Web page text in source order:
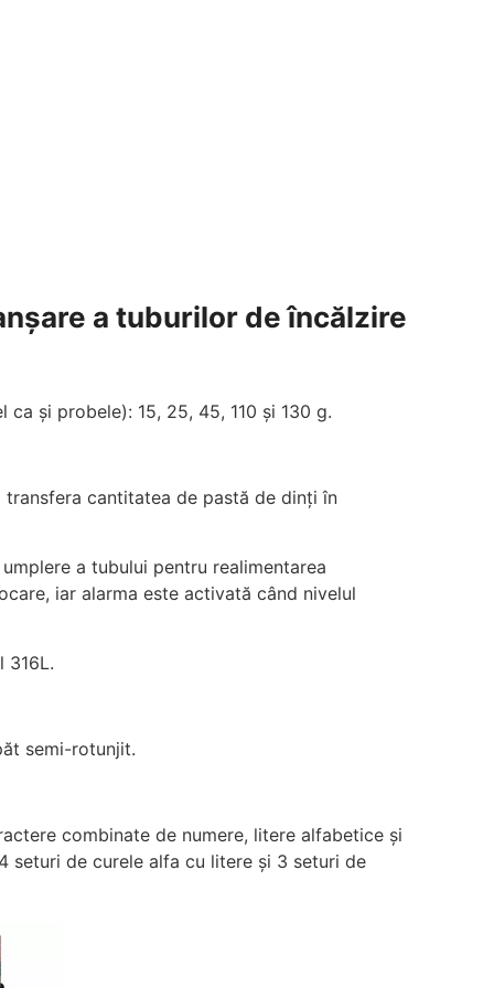
a tuburilor de încălzire
și probele): 15, 25, 45, 110 și 130 g.
cantitatea de pastă de dinți în
a tubului pentru realimentarea
iar alarma este activată când nivelul
316L.
semi-rotunjit.
combinate de numere, litere alfabetice și
seturi de curele alfa cu litere și 3 seturi de